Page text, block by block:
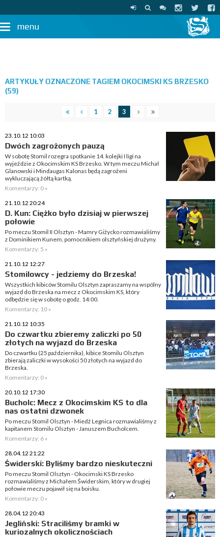
menu
ARTYKUŁY OZNACZONE TAGIEM OKOCIMSKI KS BRZESKO
(59)
1 2 3
23.10.12 10:03
Dwóch zagrożonych pauzą
W sobotę Stomil rozegra spotkanie 14. kolejki I ligi na
wyjeździe z Okocimskim KS Brzesko. W tym meczu Michał
Glanowski i Mindaugas Kalonas będą zagrożeni
wykluczającą żółtą kartką.
Komentarzy: 0 »
21.10.12 20:24
D. Kun: Ciężko było dzisiaj w pierwszej
połowie
Po meczu Stomil II Olsztyn - Mamry Giżycko rozmawialiśmy
z Dominikiem Kunem, pomocnikiem olsztyńskiej drużyny.
Komentarzy: 5 »
21.10.12 12:27
Stomilowcy - jedziemy do Brzeska!
Wszystkich kibiców Stomilu Olsztyn zapraszamy na wspólny
wyjazd do Brzeska na mecz z Okocimskim KS, który
odbędzie się w sobotę o godz. 14:00.
Komentarzy: 10 »
21.10.12 10:35
Do czwartku zbieremy zaliczki po 50
złotych na wyjazd do Brzeska
Do czwartku (25 października), kibice Stomilu Olsztyn
zbierają zaliczki w wysokości 50 złotych na wyjazd do
Brzeska.
Komentarzy: 0 »
20.10.12 17:30
Bucholc: Mecz z Okocimskim KS to dla
nas ostatni dzwonek
Po meczu Stomil Olsztyn - Miedź Legnica rozmawialiśmy z
kapitanem Stomilu Olsztyn - Januszem Bucholcem.
Komentarzy: 6 »
28.04.12 21:22
Świderski: Byliśmy bardzo nieskuteczni
Po meczu Stomil Olsztyn - Okocimski KS Brzesko
rozmawialiśmy z Michałem Świderskim, który w drugiej
połowie meczu pojawił się na boisku.
Komentarzy: 0 »
28.04.12 20:43
Jegliński: Straciliśmy bramki w
kuriozalnych okolicznościach